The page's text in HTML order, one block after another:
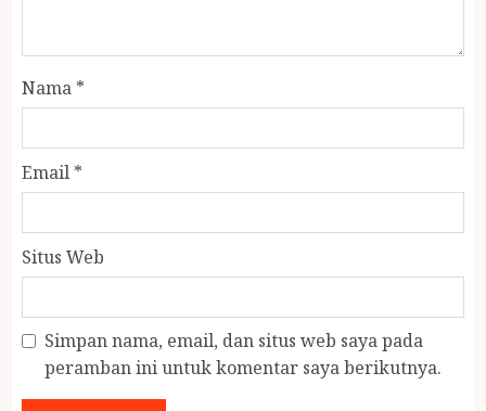
Nama *
Email *
Situs Web
Simpan nama, email, dan situs web saya pada
peramban ini untuk komentar saya berikutnya.